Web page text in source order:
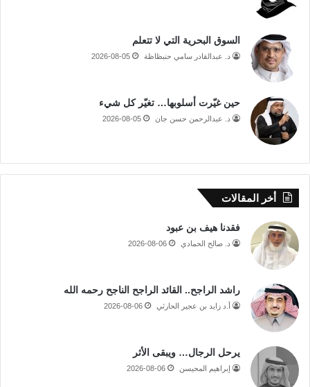
السوق البحرية التي لا تتعلم
د. عبدالقادر سامي حنبظاظة 2026-08-05
حين غيّرت أسلوبها… تغيّر كل شيء
د. عبدالرحمن حسن جان 2026-08-05
أخر المقالات
فقدنا هيف بن عبود
د. صالح الحمادي 2026-08-06
راشد الراجح.. القائد الراجح الناجح رحمه الله
أ.د زايد بن عجير الحارثي 2026-08-06
يرحل الرجال… ويبقى الأثر
إبراهيم المحيسن 2026-08-06